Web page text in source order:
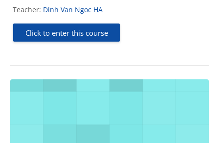
Teacher: Dinh Van Ngoc HA
Click to enter this course